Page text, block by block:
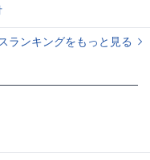
ランキングをもっと見る